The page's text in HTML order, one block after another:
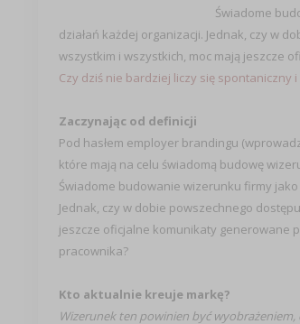
Świadome
działań każdej organizacji. Jednak, czy w
wszystkim i wszystkich, moc mają jeszcze
Czy dziś nie bardziej liczy się spontaniczny
Zaczynając od definicji
Pod hasłem employer brandingu
które mają na celu świadomą budowę
Świadome budowanie wizerunku firmy
Jednak, czy w dobie powszechnego
jeszcze oficjalne komunikaty generowane
pracownika?
Kto aktualnie kreuje markę?
Wizerunek ten powinien być